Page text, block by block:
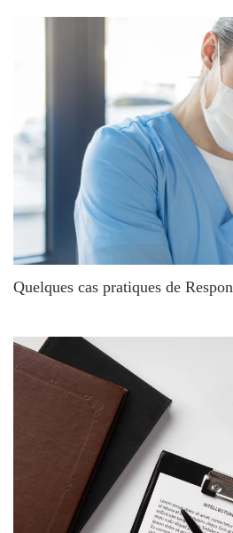
Quelques cas pratiques de